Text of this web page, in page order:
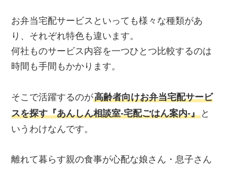
お弁当宅配サービスといっても様々な種類があ
り、それぞれ特色も違います。
何社ものサービス内容を一つひとつ比較するのは
時間も手間もかかります。
そこで活躍するのが高齢者向けお弁当宅配サービ
スを探す『あんしん相談室‐宅配ごはん案内‐』 と
いうわけなんです。
離れて暮らす親の食事が心配な娘さん・息子さん